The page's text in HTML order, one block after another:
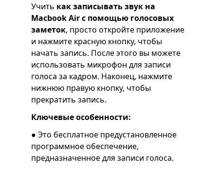
Учить как записывать звук на
Macbook Air с помощью голосовых
заметок, просто откройте приложение
и нажмите красную кнопку, чтобы
начать запись. После этого вы можете
использовать микрофон для записи
голоса за кадром. Наконец, нажмите
нижнюю правую кнопку, чтобы
прекратить запись.
Ключевые особенности:
● Это бесплатное предустановленное
программное обеспечение,
предназначенное для записи голоса.